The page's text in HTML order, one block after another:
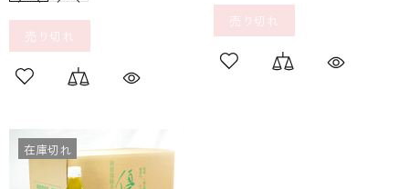
売り切れ
売り切れ
在庫切れ